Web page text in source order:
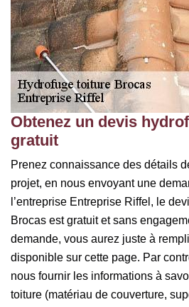
Obtenez un devis
gratuit
Prenez connaissance des détails
projet, en nous envoyant une
l’entreprise Entreprise Riffel, le
Brocas est gratuit et sans
demande, vous aurez juste à
disponible sur cette page. Par
nous fournir les informations à
toiture (matériau de couverture,